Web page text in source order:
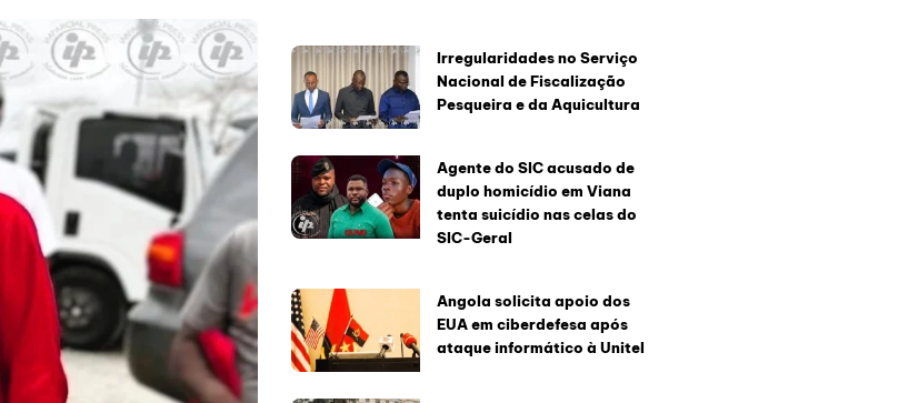
Irregularidades no Serviço
Nacional de Fiscalização
Pesqueira e da Aquicultura
Agente do SIC acusado de
duplo homicídio em Viana
tenta suicídio nas celas do
SIC-Geral
Angola solicita apoio dos
EUA em ciberdefesa após
ataque informático à Unitel